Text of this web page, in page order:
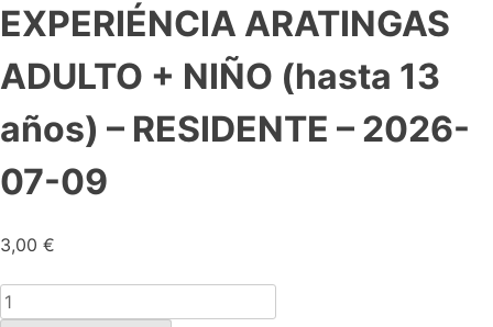
EXPERIÉNCIA ARATINGAS
ADULTO + NIÑO (hasta 13
años) – RESIDENTE – 2026-
07-09
3,00 €